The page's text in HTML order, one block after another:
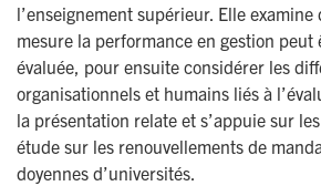
l’enseignement supérieur. Elle
mesure la performance en gestion peut
évaluée, pour ensuite considérer les
organisationnels et humains liés à
la présentation relate et s’appuie sur
étude sur les renouvellements de
doyennes d’universités.